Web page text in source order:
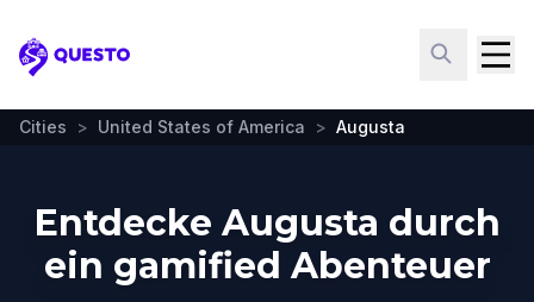
Questo
Cities > United States of America > Augusta
Entdecke Augusta durch
ein gamified Abenteuer